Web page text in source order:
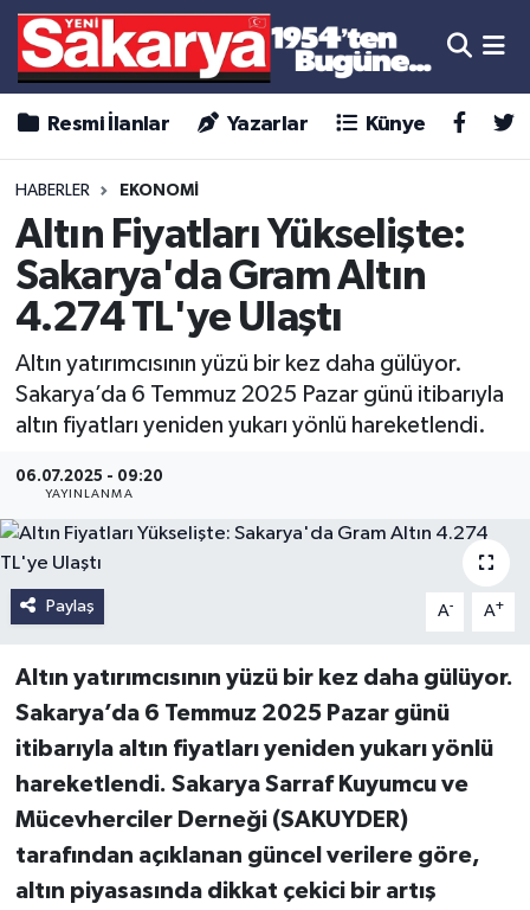
Resmi İlanlar Yazarlar Künye
HABERLER EKONOMİ
Altın Fiyatları Yükselişte:
Sakarya'da Gram Altın
4.274 TL'ye Ulaştı
Altın yatırımcısının yüzü bir kez daha gülüyor.
Sakarya’da 6 Temmuz 2025 Pazar günü itibarıyla
altın fiyatları yeniden yukarı yönlü hareketlendi.
06.07.2025 - 09:20
YAYINLANMA
Paylaş A- A+
Altın yatırımcısının yüzü bir kez daha gülüyor.
Sakarya’da 6 Temmuz 2025 Pazar günü
itibarıyla altın fiyatları yeniden yukarı yönlü
hareketlendi. Sakarya Sarraf Kuyumcu ve
Mücevherciler Derneği (SAKUYDER)
tarafından açıklanan güncel verilere göre,
altın piyasasında dikkat çekici bir artış